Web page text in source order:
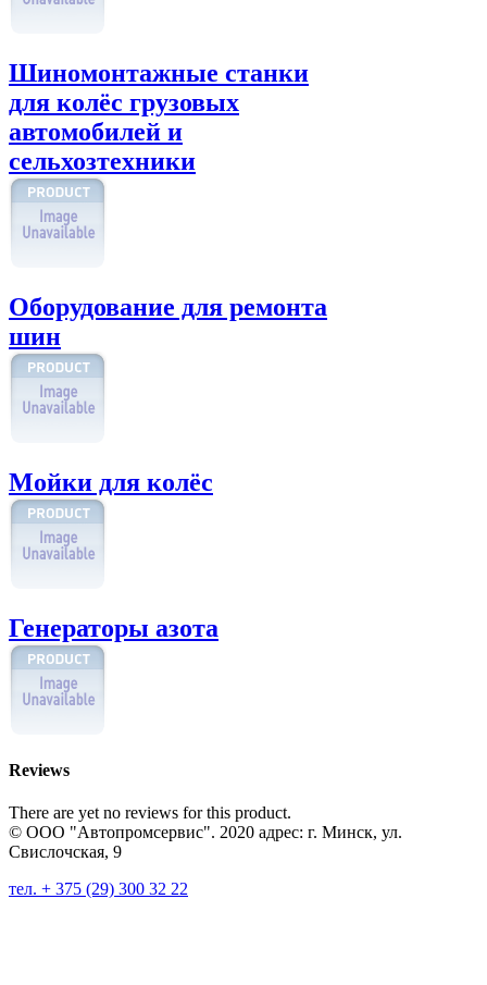
Шиномонтажные станки
для колёс грузовых
автомобилей и
сельхозтехники
Оборудование для ремонта
шин
Мойки для колёс
Генераторы азота
Reviews
There are yet no reviews for this product.
© ООО "Автопромсервис". 2020 адрес: г. Минск, ул.
Свислочская, 9
тел. + 375 (29) 300 32 22